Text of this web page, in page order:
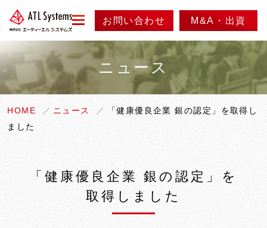
menu
会社情報
ニュース
お問い合わせ M&A・出資
ニュース
HOME ニュース
「健康優良企業 銀の認定」を取得し
ました
「健康優良企業 銀の認定」を
取得しました